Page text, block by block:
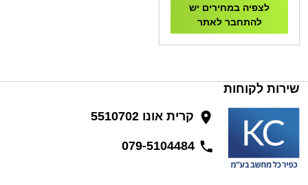
לצפיה במחירים יש
להתחבר לאתר
שירות לקוחות
קרית אונו 5510702